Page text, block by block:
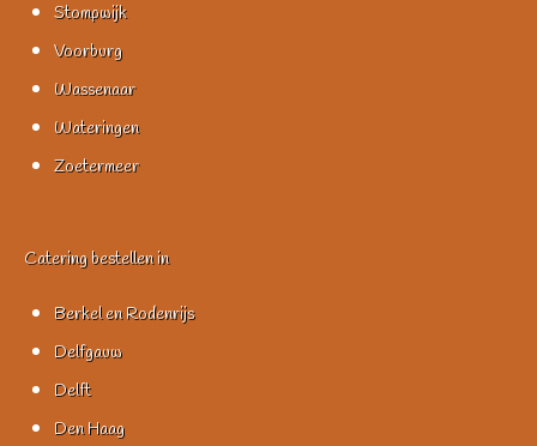
Stompwijk
Voorburg
Wassenaar
Wateringen
Zoetermeer
Catering bestellen in
Berkel en Rodenrijs
Delfgauw
Delft
Den Haag